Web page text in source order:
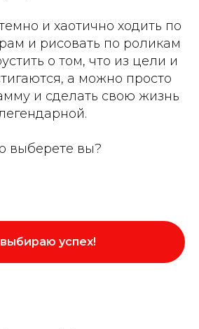
и хаотично ходить по
и рисовать по роликам
о том, что из цели и
а можно просто
и сделать свою жизнь
выберете вы?
успех!